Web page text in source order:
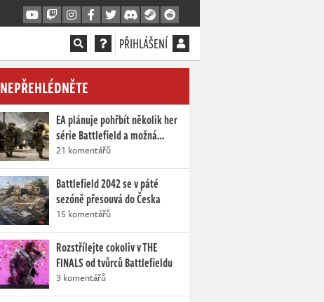
PŘIHLÁŠENÍ
NEPŘEHLÉDNĚTE
EA plánuje pohřbít několik her
série Battlefield a možná…
21 komentářů
Battlefield 2042 se v páté
sezóně přesouvá do Česka
15 komentářů
Rozstřílejte cokoliv v THE
FINALS od tvůrců Battlefieldu
3 komentářů